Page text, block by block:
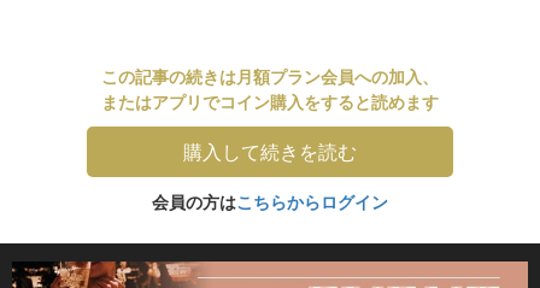
この記事の続きは月額プラン会員への加入、
またはアプリでコイン購入をすると読めます
購入して続きを読む
会員の方はこちらからログイン